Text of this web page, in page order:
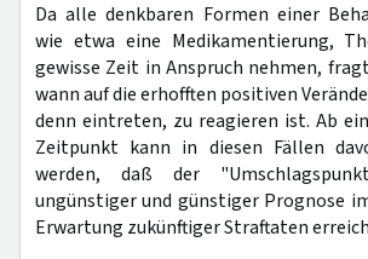
Da alle denkbaren Formen einer
wie etwa eine Medikamentierung,
gewisse Zeit in Anspruch nehmen,
wann auf die erhofften positiven
denn eintreten, zu reagieren ist. Ab
Zeitpunkt kann in diesen Fällen
werden, daß der
ungünstiger und günstiger Prognose
Erwartung zukünftiger Straftaten